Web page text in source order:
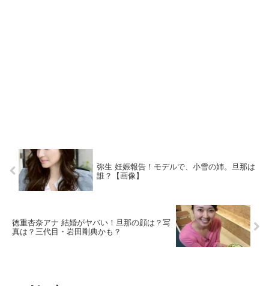
弥生 妊娠報告！モデルで、小雪の姉。旦那は
誰？【画像】
徳重杏奈アナ 結婚がヤバい！旦那の顔は？写
真は？三代目・岩田剛典かも？